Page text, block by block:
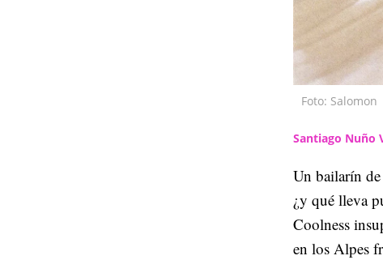
Foto: Salomon
Santiago Nuño
Un bailarín
¿y qué lleva
Coolness
en los Alpes